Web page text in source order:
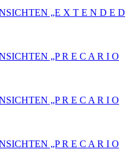
„E X T E N D E D
„P R E C A R I O
„P R E C A R I O
„P R E C A R I O